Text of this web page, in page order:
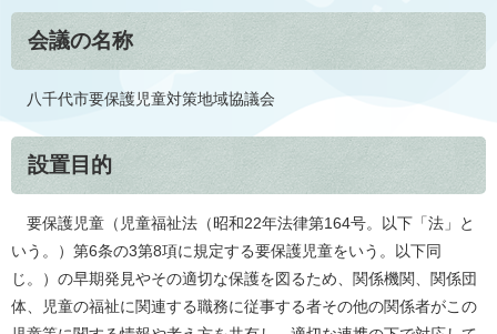
会議の名称
八千代市要保護児童対策地域協議会
設置目的
要保護児童（児童福祉法（昭和22年法律第164号。以下「法」と
いう。）第6条の3第8項に規定する要保護児童をいう。以下同
じ。）の早期発見やその適切な保護を図るため、関係機関、関係団
体、児童の福祉に関連する職務に従事する者その他の関係者がこの